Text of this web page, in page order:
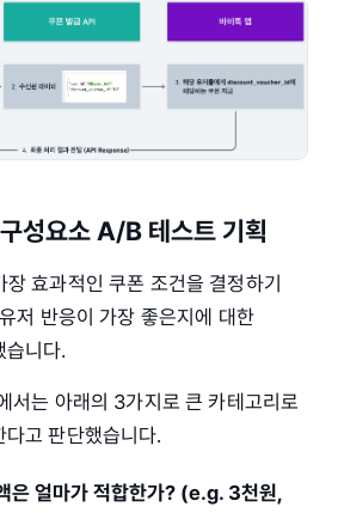
성요소 A/B 테스트 기획
효과적인 쿠폰 조건을 결정하기
저 반응이 가장 좋은지에 대한
습니다.
서는 아래의 3가지로 큰 카테고리로
고 판단했습니다.
은 얼마가 적합한가? (e.g. 3천원,